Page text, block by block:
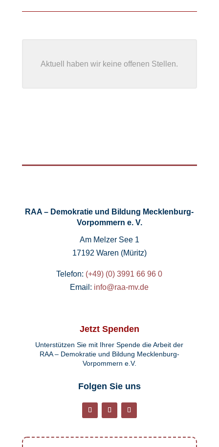
Aktuell haben wir keine offenen Stellen.
RAA – Demokratie und Bildung Mecklenburg-
Vorpommern e. V.
Am Melzer See 1
17192 Waren (Müritz)
Telefon: (+49) (0) 3991 66 96 0
Email: info@raa-mv.de
Jetzt Spenden
Unterstützen Sie mit Ihrer Spende die Arbeit der
RAA – Demokratie und Bildung Mecklenburg-
Vorpommern e.V.
Folgen Sie uns